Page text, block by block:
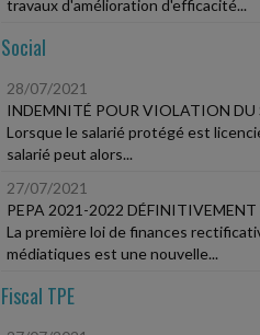
travaux d'amélioration d'efficacité...
Social
28/07/2021
INDEMNITÉ POUR VIOLATION DU
Lorsque le salarié protégé est
salarié peut alors...
27/07/2021
PEPA 2021-2022 DÉFINITIVEMENT
La première loi de finances
médiatiques est une nouvelle...
Fiscal TPE